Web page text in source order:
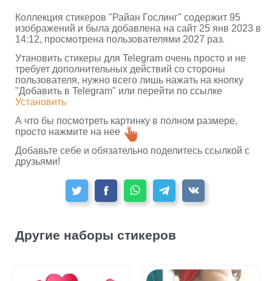
Коллекция стикеров "Райан Гослинг" содержит 95
изображений и была добавлена на сайт 25 янв 2023 в
14:12, просмотрена пользователями 2027 раз.
Утановить стикеры для Telegram очень просто и не
требует дополнительных действий со стороны
пользователя, нужно всего лишь нажать на кнопку
"Добавить в Telegram" или перейти по ссылке
Установить
А что бы посмотреть картинку в полном размере,
просто нажмите на нее
Добавьте себе и обязательно поделитесь ссылкой с
друзьями!
Другие наборы стикеров